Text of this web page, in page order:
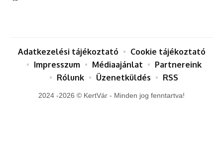
2024 -2026 © KertVár - Minden jog fenntartva!
Adatkezelési tájékoztató
Cookie tájékoztató
Impresszum
Médiaajánlat
Partnereink
Rólunk
Üzenetküldés RSS